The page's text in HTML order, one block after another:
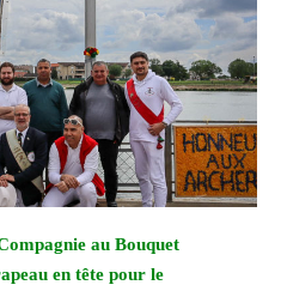
au Bouquet
en tête pour le